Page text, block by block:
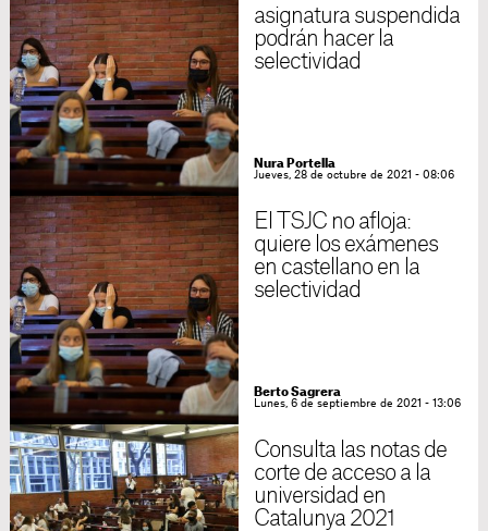
asignatura suspendida
podrán hacer la
selectividad
Nura Portella
Jueves, 28 de octubre de 2021 - 08:06
El TSJC no afloja:
quiere los exámenes
en castellano en la
selectividad
Berto Sagrera
Lunes, 6 de septiembre de 2021 - 13:06
Consulta las notas de
corte de acceso a la
universidad en
Catalunya 2021